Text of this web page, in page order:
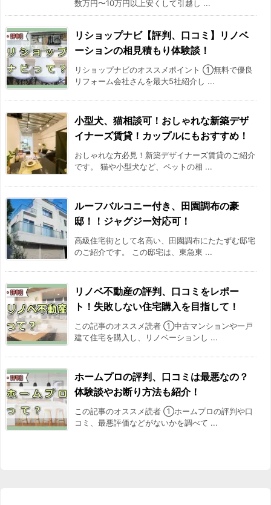
数万円〜10万円以上安くして引越し ...
リショップナビ【評判、口コミ】リノベ
ーションの相見積もり体験談！
リショップナビのオススメポイント ①無料で優良
リフォーム会社さんを最大5社紹介し ...
小型犬、猫相談可！おしゃれな新築デザ
イナーズ賃貸！カップルにもおすすめ！
おしゃれな方必見！新築デザイナーズ賃貸のご紹介
です。 猫や小型犬など、ペットの相 ...
ルーフバルコニー付き、田園調布の豪
邸！！ジャグジー対応可！
高級住宅街として名高い、田園調布にたたずむ邸宅
のご紹介です。 この邸宅は、東急東 ...
リノベ不動産の評判、口コミをレポー
ト！失敗しない住宅購入を目指して！
この記事のオススメ読者 ①中古マンションや一戸
建て住宅を購入し、リノベーションし ...
ホームプロの評判、口コミは最悪なの？
体験談やお断り方法も紹介！
この記事のオススメ読者 ①ホームプロの評判や口
コミ、最悪評価などがないかを調べて ...